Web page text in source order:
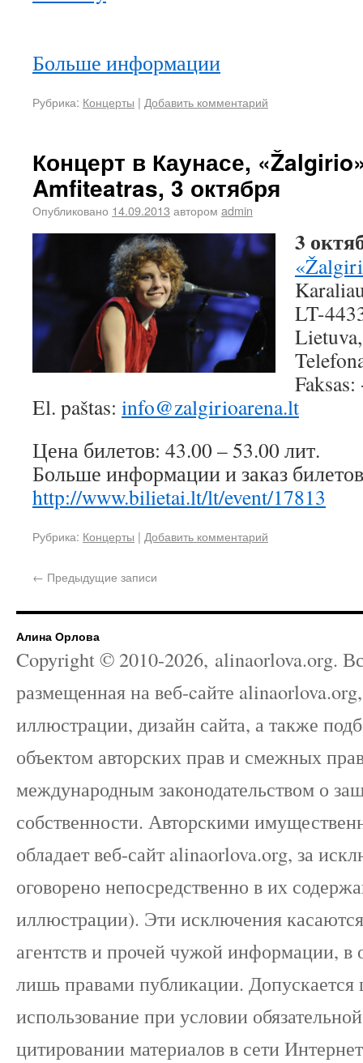
Больше информации
Рубрика: Концерты | Добавить комментарий
Концерт в Каунасе,
Amfiteatras, 3 октября
Опубликовано 14.09.2013 автором admin
3
LT-
Lietuva,
El. paštas: info@zalgirioarena.lt
Цена билетов: 43.00 – 53.00 лит.
Больше информации и заказ
http://www.bilietai.lt/lt/event/17813
Рубрика: Концерты | Добавить комментарий
← Предыдущие записи
Алина Орлова
Copyright © 2010-2026, alinaorlova.org.
размещенная на веб-cайте
иллюстрации, дизайн сайта, а также
объектом авторских прав и смежных
международным законодательством о
собственности. Авторскими
обладает веб-сайт alinaorlova.org, за
оговорено непосредственно в их
иллюстрации). Эти исключения
агентств и прочей чужой информации,
лишь правами публикации.
использование при условии
цитировании материалов в сети